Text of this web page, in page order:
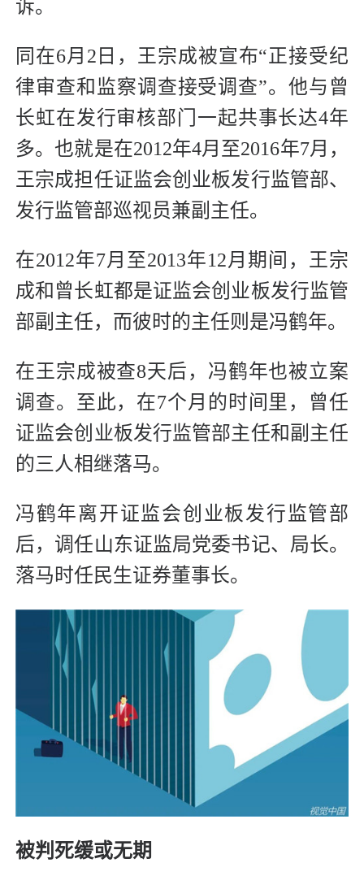
诉。
同在6月2日，王宗成被宣布“正接受纪
律审查和监察调查接受调查”。他与曾
长虹在发行审核部门一起共事长达4年
多。也就是在2012年4月至2016年7月，
王宗成担任证监会创业板发行监管部、
发行监管部巡视员兼副主任。
在2012年7月至2013年12月期间，王宗
成和曾长虹都是证监会创业板发行监管
部副主任，而彼时的主任则是冯鹤年。
在王宗成被查8天后，冯鹤年也被立案
调查。至此，在7个月的时间里，曾任
证监会创业板发行监管部主任和副主任
的三人相继落马。
冯鹤年离开证监会创业板发行监管部
后，调任山东证监局党委书记、局长。
落马时任民生证券董事长。
被判死缓或无期